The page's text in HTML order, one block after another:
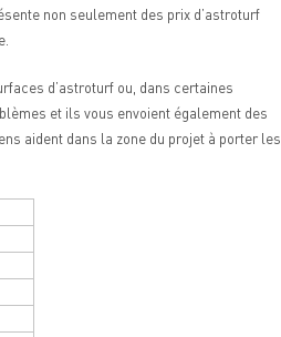
non seulement des prix d’astroturf
d’astroturf ou, dans certaines
et ils vous envoient également des
aident dans la zone du projet à porter les